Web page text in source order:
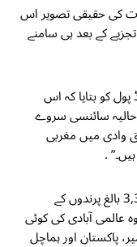
کی حقیقی تصویر اس
کے بعد ہی سامنے
کو بتایا کہ اس
حالیہ سائنسی سروے
وادی میں مغربی
.
1981 اور 1995 کے مطالعے کی بنیاد پر 3,300 بالغ پرندوں کے
عالمی آبادی کی کوئی
پاکستان اور ہماچل